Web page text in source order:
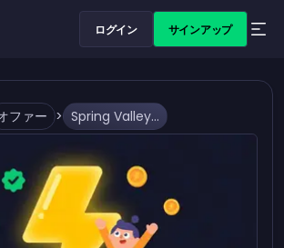
ログイン サインアップ
ファー > Spring Valleyで無料エネルギーを入手する3つの確実で迅速な方法